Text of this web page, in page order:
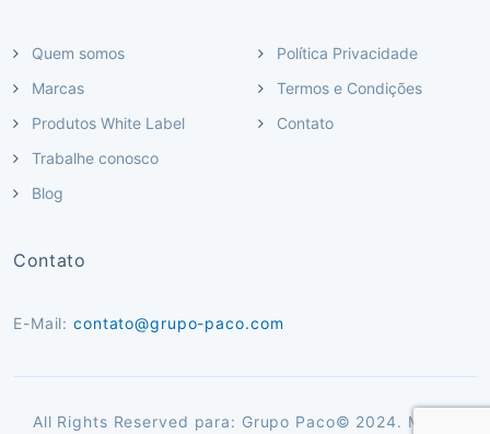
Quem somos
Marcas
Produtos White Label
Trabalhe conosco
Blog
Política Privacidade
Termos e Condições
Contato
Contato
E-Mail: contato@grupo-paco.com
All Rights Reserved para: Grupo Paco© 2024. Marca